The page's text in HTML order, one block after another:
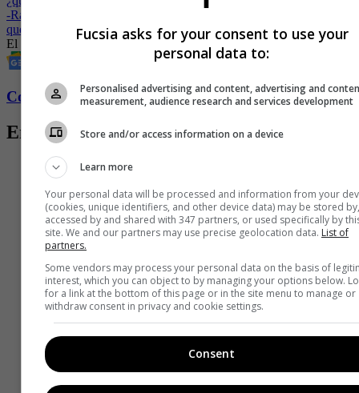
-Rapelo, del ‘Desafío’, se mostró destrozado por la muerte de un ser
querido
El Desafío
Canal CaracolCaracol TelevisiónReality
Conozca más de Fucsia aquí
Entradas relacionadas
Fucsia asks for your consent to use your
personal data to:
Personalised advertising and content, advertising and
measurement, audience research and services development
Store and/or access information on a device
Learn more
Your personal data will be processed and information from your
(cookies, unique identifiers, and other device data) may be stored by,
accessed by and shared with 347 partners, or used specifically by
site. We and our partners may use precise geolocation data. List of
partners.
Some vendors may process your personal data on the basis of
interest, which you can object to by managing your options below.
for a link at the bottom of this page or in the site menu to manage or
withdraw consent in privacy and cookie settings.
Consent